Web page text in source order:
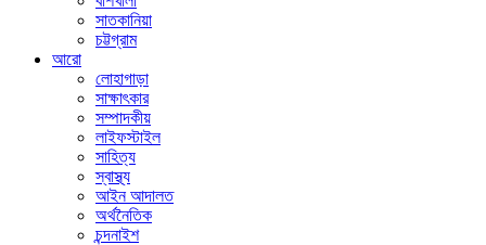
সাতকানিয়া
চট্টগ্রাম
আরো
লোহাগাড়া
সাক্ষাৎকার
সম্পাদকীয়
লাইফস্টাইল
সাহিত্য
স্বাস্থ্য
আইন আদালত
অর্থনৈতিক
চন্দনাইশ